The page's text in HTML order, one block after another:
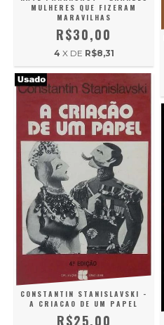
MULHERES QUE FIZERAM
MARAVILHAS
R$30,00
4 X DE R$8,31
CONSTANTIN STANISLAVSKI -
A CRIACAO DE UM PAPEL
R$25,00